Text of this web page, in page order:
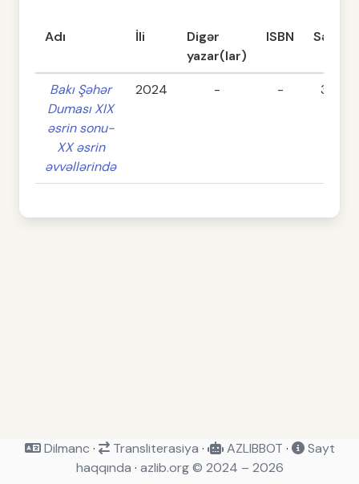
Adı İli
Digər
yazar(lar)
ISBN Səhifə
Bakı Şəhər
Duması XIX
əsrin sonu-
XX əsrin
əvvəllərində
2024 - - 305
Dilmanc · Transliterasiya · AZLIBBOT ·
Sayt
haqqında · azlib.org © 2024 – 2026